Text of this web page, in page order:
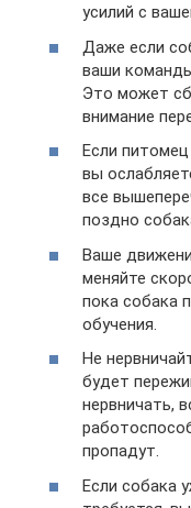
усилий с
Даже если
ваши
Это может
внимание
Если
вы
все
поздно
Ваше
меняйте
пока собака
обучения.
Не
будет
нервничать,
пропадут.
Если собака